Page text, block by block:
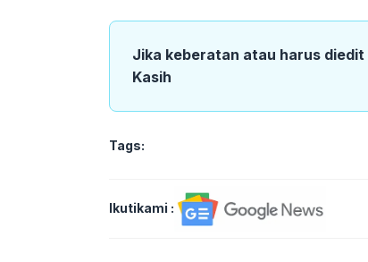
Jika keberatan atau harus
Kasih
Tags:
Ikutikami :